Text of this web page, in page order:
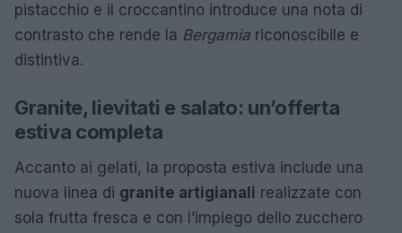
pistacchio e il croccantino introduce una nota di
contrasto che rende la Bergamia riconoscibile e
distintiva.
Granite, lievitati e salato: un’offerta
estiva completa
Accanto ai gelati, la proposta estiva include una
nuova linea di granite artigianali realizzate con
sola frutta fresca e con l’impiego dello zucchero